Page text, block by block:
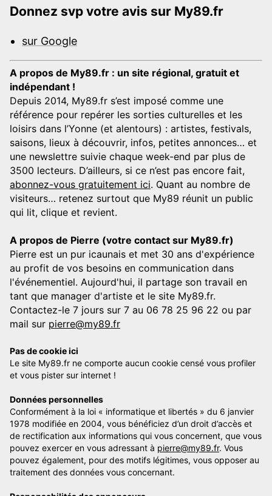
Donnez svp votre avis sur My89.fr
sur Google
A propos de My89.fr : un site régional, gratuit et
indépendant !
Depuis 2014, My89.fr s’est imposé comme une
référence pour repérer les sorties culturelles et les
loisirs dans l’Yonne (et alentours) : artistes, festivals,
saisons, lieux à découvrir, infos, petites annonces… et
une newslettre suivie chaque week-end par plus de
3500 lecteurs. D’ailleurs, si ce n’est pas encore fait,
abonnez-vous gratuitement ici. Quant au nombre de
visiteurs… retenez surtout que My89 réunit un public
qui lit, clique et revient.
A propos de Pierre (votre contact sur My89.fr)
Pierre est un pur icaunais et met 30 ans d'expérience
au profit de vos besoins en communication dans
l'événementiel. Aujourd'hui, il partage son travail en
tant que manager d'artiste et le site My89.fr.
Contactez-le 7 jours sur 7 au 06 78 25 96 22 ou par
mail sur pierre@my89.fr
Pas de cookie ici
Le site My89.fr ne comporte aucun cookie censé vous profiler
et vous pister sur internet !
Données personnelles
Conformément à la loi « informatique et libertés » du 6 janvier
1978 modifiée en 2004, vous bénéficiez d’un droit d’accès et
de rectification aux informations qui vous concernent, que vous
pouvez exercer en vous adressant à pierre@my89.fr. Vous
pouvez également, pour des motifs légitimes, vous opposer au
traitement des données vous concernant.